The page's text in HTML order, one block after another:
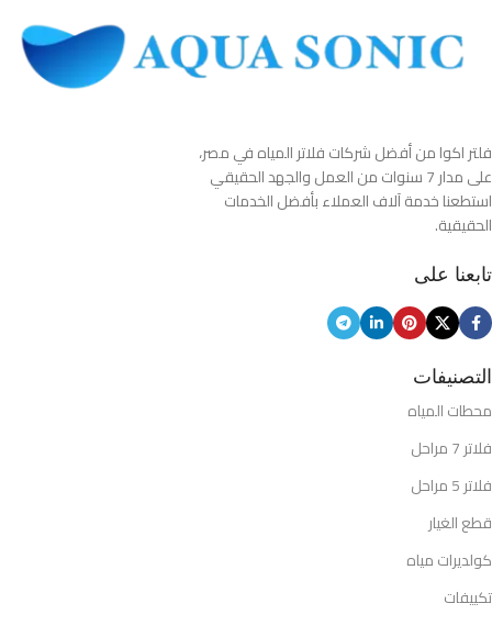
فلتر اكوا من أفضل شركات فلاتر المياه في مصر،
على مدار 7 سنوات من العمل والجهد الحقيقي
استطعنا خدمة آلاف العملاء بأفضل الخدمات
الحقيقية.
تابعنا على
التصنيفات
محطات المياه
فلاتر 7 مراحل
فلاتر 5 مراحل
قطع الغيار
كولديرات مياه
تكييفات